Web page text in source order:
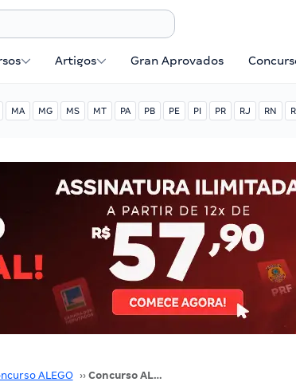
Artigos Gran Aprovados
MA MG MS MT PA PB PE PI PR RJ RN
ALEGO ›› Concurso ALEGO Policial oferta 40 vagas! Inicial R$ 7,4 mil